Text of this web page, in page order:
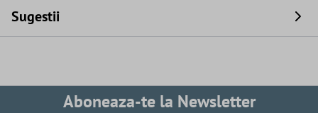
Sugestii
Aboneaza-te la Newsletter